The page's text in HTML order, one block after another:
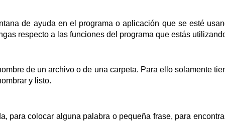
de ayuda en el programa o aplicación que se esté
respecto a las funciones del programa que estás
de un archivo o de una carpeta. Para ello solamente
y listo.
para colocar alguna palabra o pequeña frase, para